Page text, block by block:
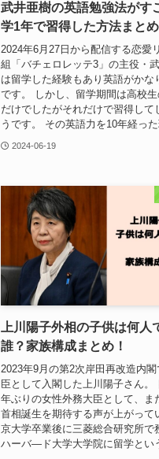
武井亜樹の英語勉強法がす
学1年で習得した方法まとめ
2024年6月27日から配信する恋愛
組「バチェロレッテ3」の主役・
は留学した経験もあり英語がかな
です。 しかし、留学期間は高校
だけでしたがそれだけで習得して
うです。 その英語力を10年経った
2024-06-19
上川陽子外相の子供は何人
誰？家族構成まとめ！
2023年9月の第2次岸田再改造内
臣として入閣した上川陽子さん。
年ぶりの女性外務大臣として、ま
首相誕生を期待する声が上がって
京大学卒業後に三菱総合研究所で
ハーバ―ド大学大学院に留学とい